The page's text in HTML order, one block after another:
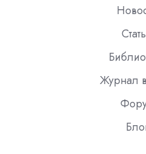
Журнал